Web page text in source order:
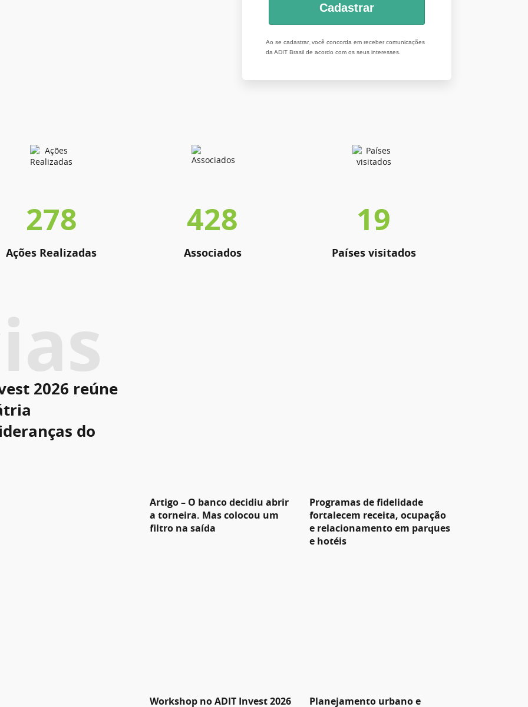
Cadastrar
Ao se cadastrar, você concorda em receber comunicações
da ADIT Brasil de acordo com os seus interesses.
278
Ações Realizadas
428
Associados
19
Países visitados
2026 reúne
do
Artigo – O banco decidiu abrir
a torneira. Mas colocou um
filtro na saída
Programas de fidelidade
fortalecem receita, ocupação
e relacionamento em parques
e hotéis
Workshop no ADIT Invest 2026
Planejamento urbano e